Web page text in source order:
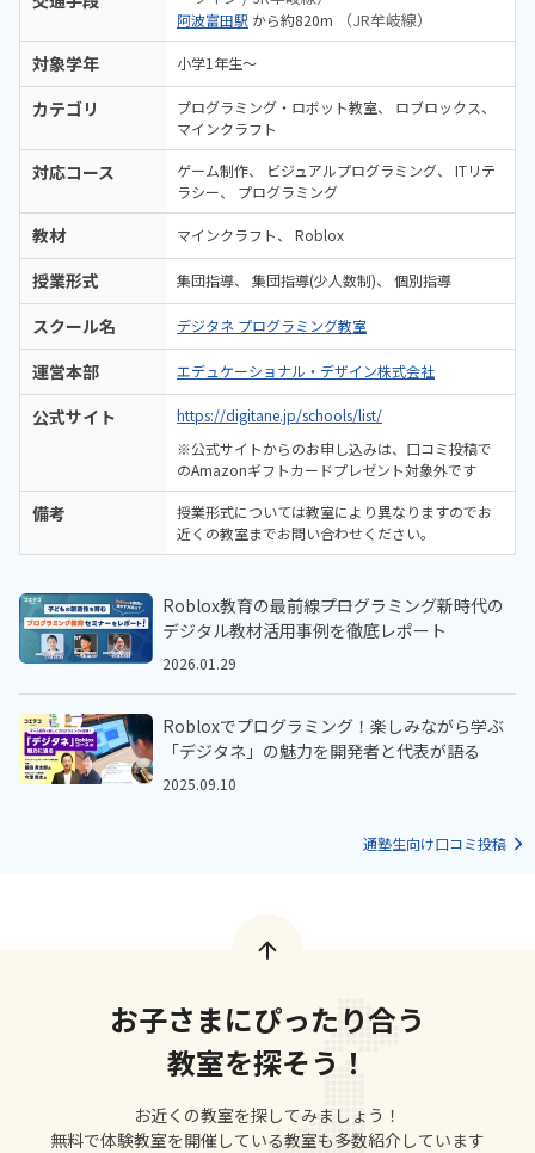
阿波富田駅 から約820m （JR牟岐線）
対象学年 小学1年生～
カテゴリ プログラミング・ロボット教室
ロブロックス
マインクラフト
対応コース ゲーム制作 ビジュアルプログラミング
ITリテ
ラシー
プログラミング
教材 マインクラフト Roblox
授業形式 集団指導 集団指導(少人数制) 個別指導
スクール名 デジタネ プログラミング教室
運営本部 エデュケーショナル・デザイン株式会社
公式サイト
https://digitane.jp/schools/list/
※公式サイトからのお申し込みは、口コミ投稿で
のAmazonギフトカードプレゼント対象外です
備考
授業形式については教室により異なりますのでお
近くの教室までお問い合わせください。
Roblox教育の最前線――プログラミング新時代の
デジタル教材活用事例を徹底レポート
2026.01.29
Robloxでプログラミング！楽しみながら学ぶ
「デジタネ」の魅力を開発者と代表が語る
2025.09.10
通塾生向け口コミ投稿
お子さまにぴったり合う
教室を探そう！
お近くの教室を探してみましょう！
無料で体験教室を開催している教室も多数紹介しています